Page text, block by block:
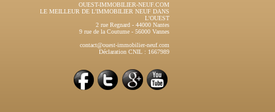
OUEST-IMMOBILIER-NEUF.COM
LE MEILLEUR DE L'IMMOBILIER NEUF DANS
L'OUEST
2 rue Regnard - 44000 Nantes
9 rue de la Coutume - 56000 Vannes
contact@ouest-immobilier-neuf.com
Déclaration CNIL : 1667989